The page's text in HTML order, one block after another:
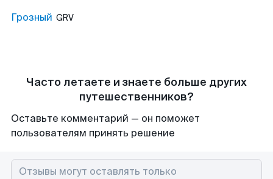
Грозный GRV
Часто летаете и знаете больше других
путешественников?
Оставьте комментарий — он поможет
пользователям принять решение